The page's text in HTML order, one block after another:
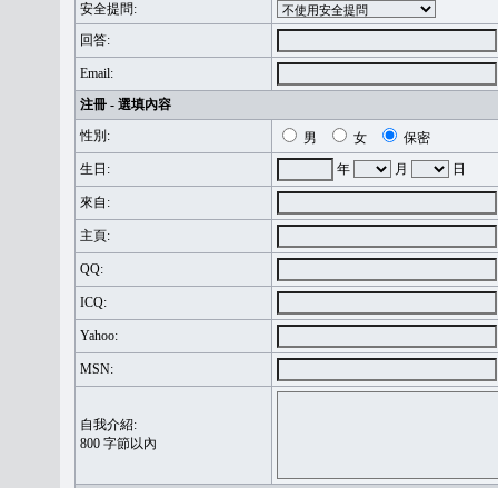
安全提問:
回答:
Email:
注冊 - 選填內容
性別:
男 女
保密
生日:
年 月 日
來自:
主頁:
QQ:
ICQ:
Yahoo:
MSN:
自我介紹:
800 字節以內